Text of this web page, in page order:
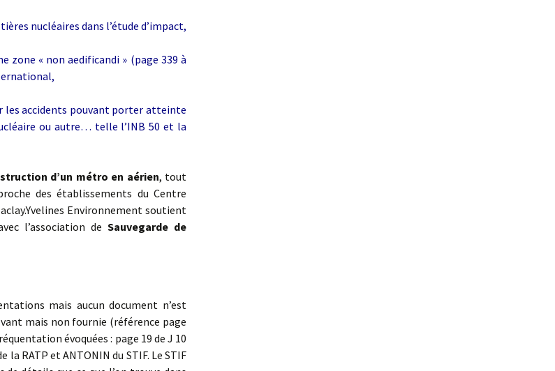
nucléaires dans l’étude d’impact,
zone « non aedificandi » (page 339 à
les accidents pouvant porter atteinte
ou autre… telle l’INB 50 et la
d’un métro en aérien, tout
des établissements du Centre
Environnement soutient
l’association de Sauvegarde de
mais aucun document n’est
mais non fournie (référence page
évoquées : page 19 de J 10
la RATP et ANTONIN du STIF. Le STIF